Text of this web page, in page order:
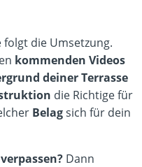
die Umsetzung.
kommenden Videos
deiner Terrasse
die Richtige für
Belagsich für dein
Dann